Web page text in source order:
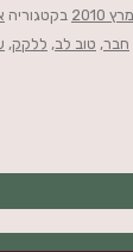
בקטגוריה
חבר, טוב לב, ללקק,